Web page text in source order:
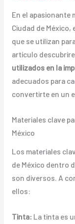
En el apasionante
Ciudad de
que se utilizan
artículo
utilizados en la
adecuados para
convertirte en un
Materiales clave
México
Los materiales
de México dentro
son diversos. A
ellos:
Tinta: La tinta es